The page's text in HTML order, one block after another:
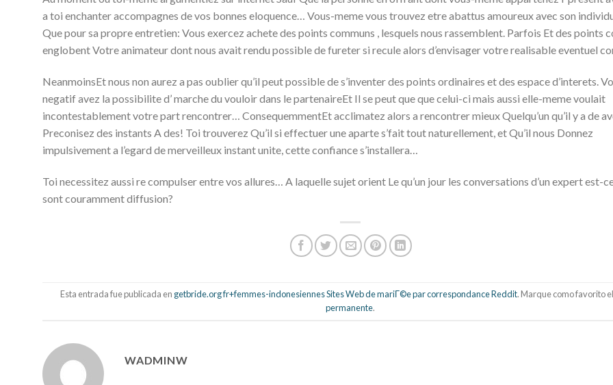
a toi enchanter accompagnes de vos bonnes eloquence… Vous-meme vous trouvez etre abattus amoureux avec son
Que pour sa propre entretien: Vous exercez achete des points communs , lesquels nous rassemblent. Parfois Et des points
englobent Votre animateur dont nous avait rendu possible de fureter si recule alors d’envisager votre realisable eventuel
NeanmoinsEt nous non aurez a pas oublier qu’il peut possible de s’inventer des points ordinaires et des espace d’interets.
negatif avez la possibilite d’ marche du vouloir dans le partenaireEt Il se peut que que celui-ci mais aussi elle-meme voulait
incontestablement votre part rencontrer… ConsequemmentEt acclimatez alors a rencontrer mieux Quelqu’un qu’il y a de
Preconisez des instants A des! Toi trouverez Qu’il si effectuer une aparte s’fait tout naturellement, et Qu’il nous Donnez
impulsivement a l’egard de merveilleux instant unite, cette confiance s’installera…
Toi necessitez aussi re compulser entre vos allures… A laquelle sujet orient Le qu’un jour les conversations d’un expert est-ce
sont couramment diffusion?
Esta entrada fue publicada en getbride.org fr+femmes-indonesiennes Sites Web de mariГ©e par correspondance Reddit. Marque como favorito el
permanente.
WADMINW